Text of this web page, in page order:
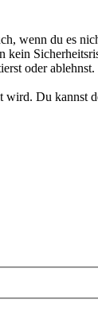
wenn du es
oder ablehnst.
Du